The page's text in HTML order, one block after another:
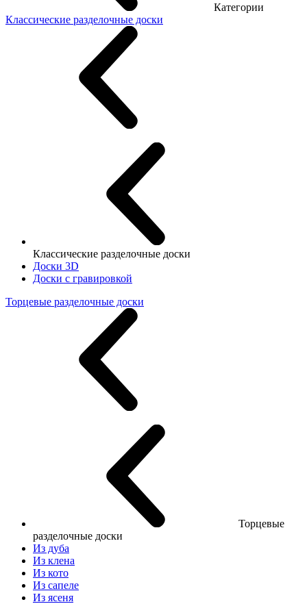
Категории
Классические разделочные доски
Классические разделочные доски
Доски 3D
Доски с гравировкой
Торцевые разделочные доски
Торцевые
разделочные доски
Из дуба
Из клена
Из кото
Из сапеле
Из ясеня